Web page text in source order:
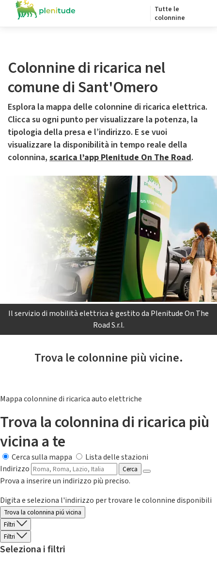
Tutte le
colonnine
Colonnine di ricarica nel
comune di Sant'Omero
Esplora la mappa delle colonnine di ricarica elettrica.
Clicca su ogni punto per visualizzare la potenza, la
tipologia della presa e l’indirizzo. E se vuoi
visualizzare la disponibilità in tempo reale della
colonnina, scarica l’app Plenitude On The Road.
Il servizio di mobilità elettrica è gestito da Plenitude On The
Road S.r.l.
Trova le colonnine più vicine.
Mappa colonnine di ricarica auto elettriche
Trova la colonnina di ricarica più
vicina a te
Cerca sulla mappa
Lista delle stazioni
Indirizzo
Cerca
Prova a inserire un indirizzo più preciso.
Digita e seleziona l'indirizzo per trovare le colonnine disponibili
Trova la colonnina piú vicina
Filtri
Filtri
Seleziona i filtri